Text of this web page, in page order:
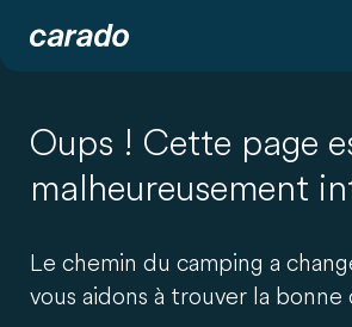
Oups ! Cette page
malheureusement
Le chemin du camping a
vous aidons à trouver la